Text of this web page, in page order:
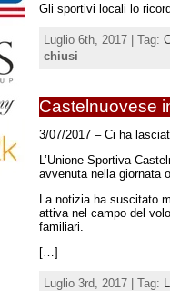
Gli sportivi locali lo
Luglio 6th, 2017 | Tag:
chiusi
Castelnuovese
3/07/2017 – Ci ha
L’Unione Sportiva
avvenuta nella giornata
La notizia ha suscitato
attiva nel campo del
familiari.
[…]
Luglio 3rd, 2017 | Tag: